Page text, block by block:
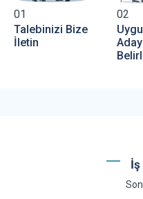
01
Talebinizi Bize
İletin
02
İş